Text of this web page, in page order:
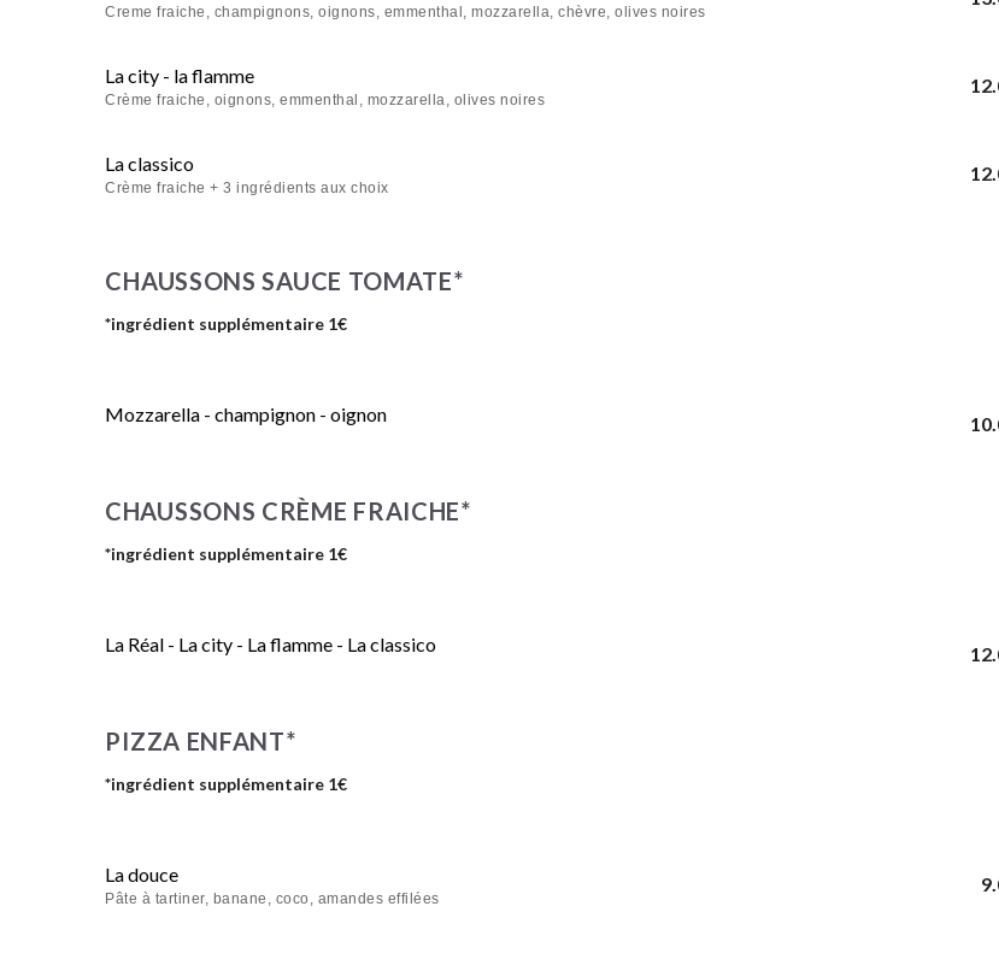
Creme fraiche, champignons, oignons, emmenthal, mozzarella, chèvre, olives noires
La city - la flamme
Crème fraiche, oignons, emmenthal, mozzarella, olives noires
La classico
Crème fraiche + 3 ingrédients aux choix
CHAUSSONS SAUCE TOMATE*
*ingrédient supplémentaire 1€
Mozzarella - champignon - oignon
CHAUSSONS CRÈME FRAICHE*
*ingrédient supplémentaire 1€
La Réal - La city - La flamme - La classico
PIZZA ENFANT*
*ingrédient supplémentaire 1€
La douce
Pâte à tartiner, banane, coco, amandes effilées